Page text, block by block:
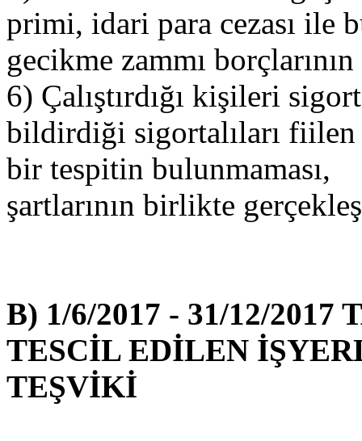
primi, idari para cezası ile
gecikme zammı
6) Çalıştırdığı kişileri
bildirdiği sigortalıları fiilen
bir tespitin bulunmaması,
şartlarının birlikte
B) 1/6/2017 - 31/12/
TESCİL EDİLEN
TEŞVİKİ